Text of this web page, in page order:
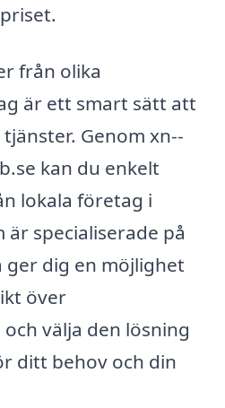
från olika
är ett smart sätt att
Genom xn--
kan du enkelt
lokala företag i
är specialiserade på
dig en möjlighet
över
välja den lösning
ditt behov och din